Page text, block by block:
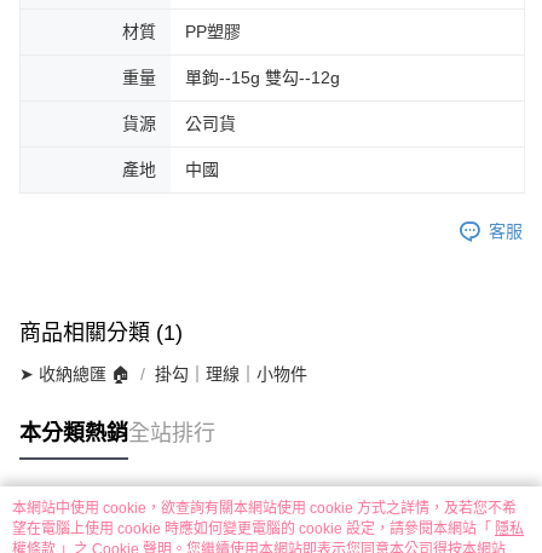
材質 PP塑膠
重量 單鉤--15g 雙勾--12g
貨源 公司貨
產地 中國
客服
商品相關分類 (1)
➤ 收納總匯 🏠 掛勾｜理線｜小物件
本分類熱銷全站排行
熱門標籤
本網站中使用 cookie，欲查詢有關本網站使用 cookie 方式之詳情，及若您不希
望在電腦上使用 cookie 時應如何變更電腦的 cookie 設定，請參閱本網站「 隱私
權條款 」之 Cookie 聲明。您繼續使用本網站即表示您同意本公司得按本網站使